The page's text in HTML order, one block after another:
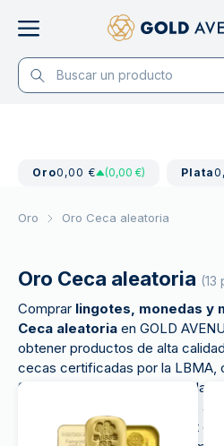
Oro0,00 € (0,00 €) Plata
Oro Oro Ceca aleatoria
Oro Ceca aleatoria (13
Comprar lingotes, monedas y
Ceca aleatoria en GOLD
obtener productos de alta
cecas certificadas por la LBMA,
999,9 (24 quilates). Recibes la
calidad, pero a un precio más
convierte aloroRandom Mint en